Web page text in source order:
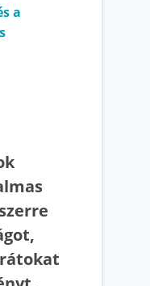
a